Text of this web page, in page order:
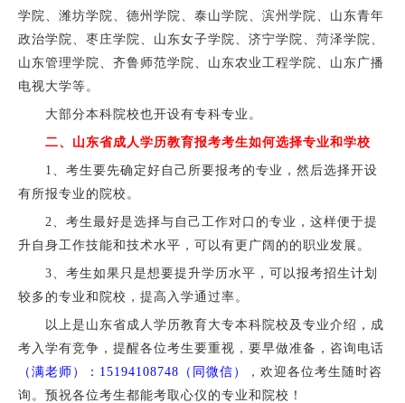
学院、潍坊学院、德州学院、泰山学院、滨州学院、山东青年
政治学院、枣庄学院、山东女子学院、济宁学院、菏泽学院、
山东管理学院、齐鲁师范学院、山东农业工程学院、山东广播
电视大学等。
大部分本科院校也开设有专科专业。
二、山东省成人学历教育报考考生如何选择专业和学校
1、考生要先确定好自己所要报考的专业，然后选择开设
有所报专业的院校。
2、考生最好是选择与自己工作对口的专业，这样便于提
升自身工作技能和技术水平，可以有更广阔的的职业发展。
3、考生如果只是想要提升学历水平，可以报考招生计划
较多的专业和院校，提高入学通过率。
以上是山东省成人学历教育大专本科院校及专业介绍，成
考入学有竞争，提醒各位考生要重视，要早做准备，咨询电话
（满老师）：15194108748（同微信）
，欢迎各位考生随时咨
询。预祝各位考生都能考取心仪的专业和院校！